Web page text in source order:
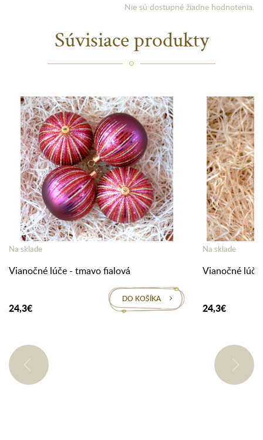
Nie sú dostupné žiadne hodnotenia.
Súvisiace produkty
Na sklade
Vianočné lúče - tmavo fialová
24,3€
DO KOŠÍKA
Na sklade
Vianočné
24,3€